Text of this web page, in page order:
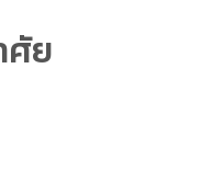
ศัย